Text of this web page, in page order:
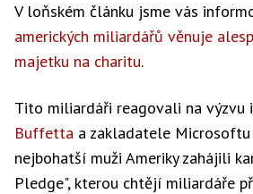
V loňském článku jsme vás
amerických miliardářů věnuje
majetku na charitu.
Tito miliardáři reagovali na výzvu
Buffetta a zakladatele
nejbohatší muži Ameriky zahájili
Pledge", kterou chtějí miliardáře